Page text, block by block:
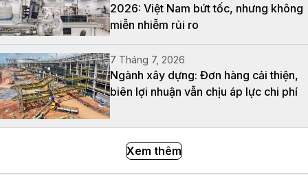
2026: Việt Nam bứt tốc, nhưng không
miễn nhiễm rủi ro
7 Tháng 7, 2026
Ngành xây dựng: Đơn hàng cải thiện,
biên lợi nhuận vẫn chịu áp lực chi phí
Xem thêm